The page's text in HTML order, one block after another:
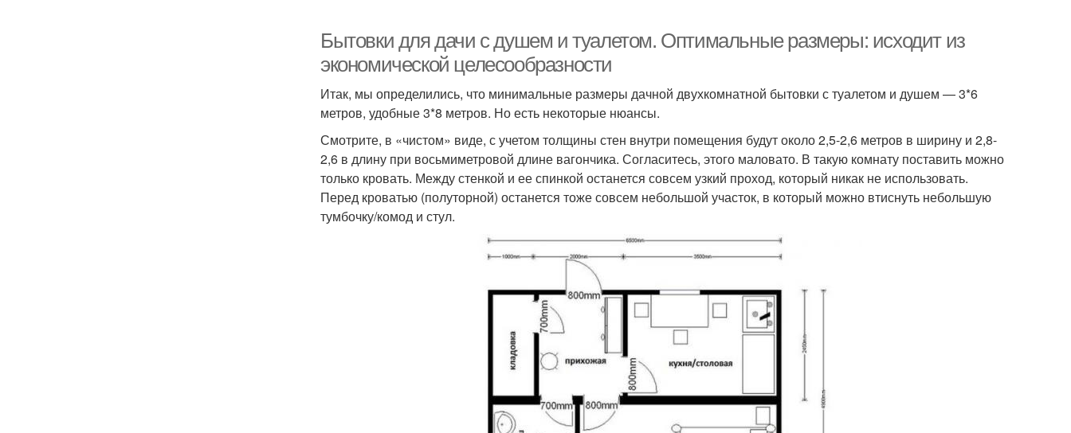
Бытовки для дачи с душем и туалетом. Оптимальные размеры: исходит из
экономической целесообразности
Итак, мы определились, что минимальные размеры дачной двухкомнатной бытовки с туалетом и душем — 3*6
метров, удобные 3*8 метров. Но есть некоторые нюансы.
Смотрите, в «чистом» виде, с учетом толщины стен внутри помещения будут около 2,5-2,6 метров в ширину и 2,8-
2,6 в длину при восьмиметровой длине вагончика. Согласитесь, этого маловато. В такую комнату поставить можно
только кровать. Между стенкой и ее спинкой останется совсем узкий проход, который никак не использовать.
Перед кроватью (полуторной) останется тоже совсем небольшой участок, в который можно втиснуть небольшую
тумбочку/комод и стул.